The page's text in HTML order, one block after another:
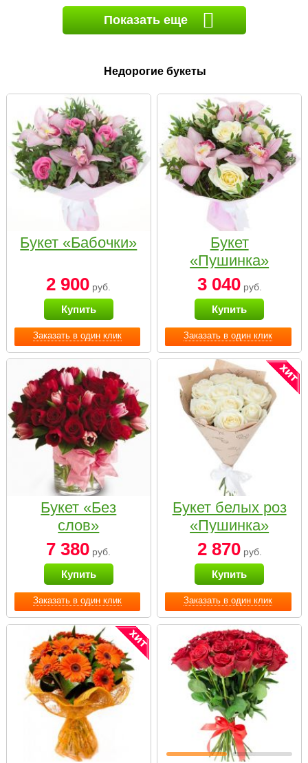
Показать еще
Недорогие букеты
Заказать в один клик
Букет «Бабочки»
2 900 руб.
Купить
Заказать в один клик
Букет
«Пушинка»
3 040руб.
Купить
Заказать в один клик
Букет «Без
слов»
7 380 руб.
Купить
Заказать в один клик
Букет белых роз
«Пушинка»
2 870руб.
Купить